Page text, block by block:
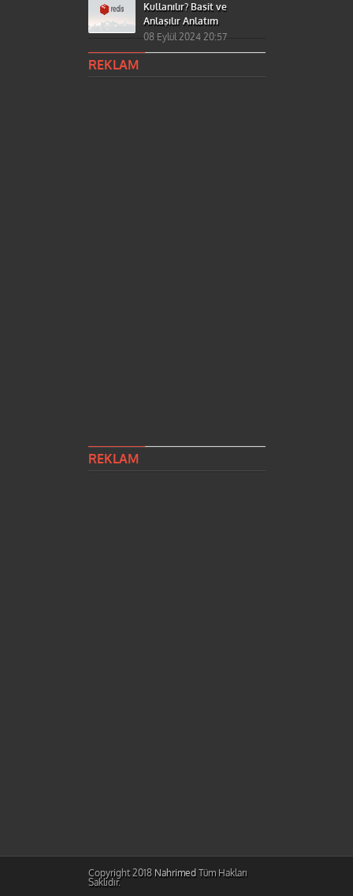
Kullanılır? Basit ve
Anlaşılır Anlatım
08 Eylül 2024 20:57
REKLAM
REKLAM
Copyright 2018 Nahrimed Tüm Hakları
Saklıdır.